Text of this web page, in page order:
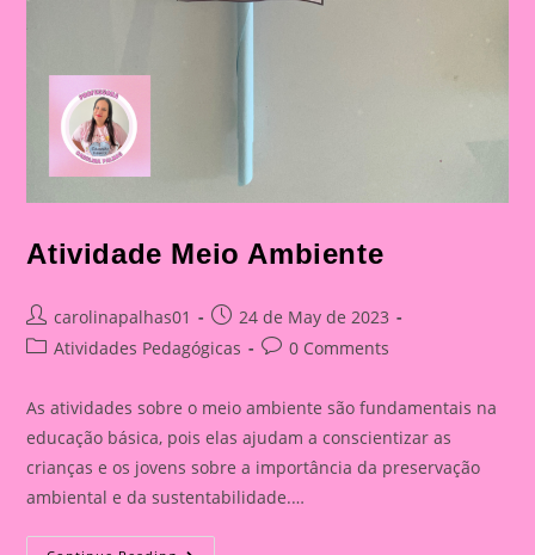
Atividade Meio Ambiente
Post
author:
carolinapalhas01
Post
published:
24 de May de 2023
PostAtividades Pedagógicas
Post0 Comments
As atividades sobre o meio ambiente são fundamentais na
educação básica, pois elas ajudam a conscientizar as
crianças e os jovens sobre a importância da preservação
ambiental e da sustentabilidade.…